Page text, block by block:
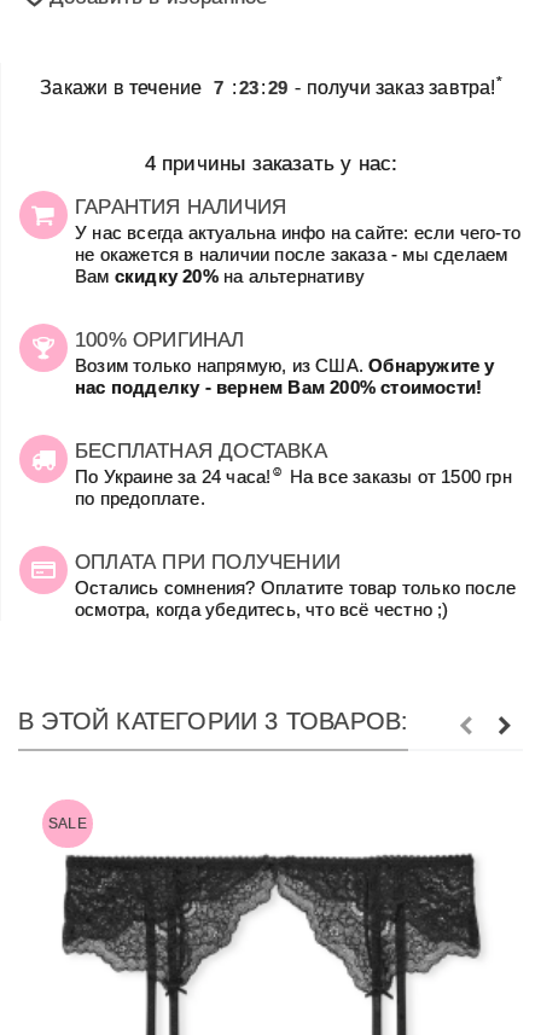
Закажи в течение 7 :23:29 - получи заказ завтра!*
4 причины заказать у нас:
ГАРАНТИЯ НАЛИЧИЯ
У нас всегда актуальна инфо на сайте: если чего-то
не окажется в наличии после заказа - мы сделаем
Вам скидку 20%на альтернативу
100% ОРИГИНАЛ
Возим только напрямую, из США.Обнаружите у
нас подделку - вернем Вам 200% стоимости!
БЕСПЛАТНАЯ ДОСТАВКА
По Украине за 24 часа! ☺
На все заказы от 1500 грн
по предоплате.
ОПЛАТА ПРИ ПОЛУЧЕНИИ
Остались сомнения? Оплатите товар только после
осмотра, когда убедитесь, что всё честно ;)
В ЭТОЙ КАТЕГОРИИ 3 ТОВАРОВ:
SALE